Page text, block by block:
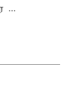
...